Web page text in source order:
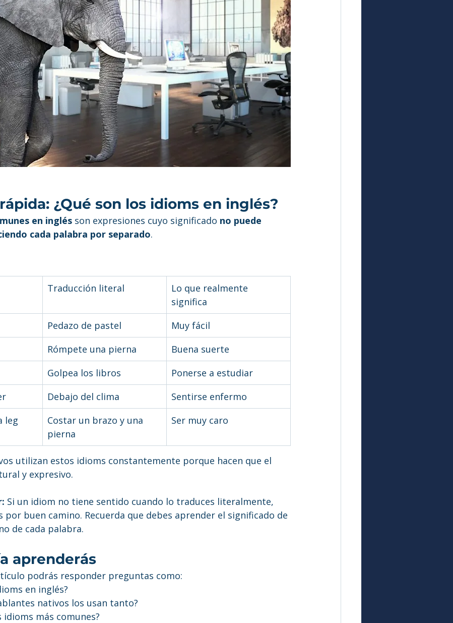
¿Qué son los idioms en inglés?
en inglés son expresiones cuyo significado no puede
cada palabra por separado.
Traducción literal
Lo que realmente
significa
Pedazo de pastel
Muy fácil
Rómpete una pierna
Buena suerte
Golpea los libros
Ponerse a estudiar
Debajo del clima
Sentirse enfermo
leg
Costar un brazo y una
pierna
Ser muy caro
utilizan estos idioms constantemente porque hacen que el
y expresivo.
Si un idiom no tiene sentido cuando lo traduces literalmente,
por buen camino. Recuerda que debes aprender el significado de
de cada palabra.
aprenderás
podrás responder preguntas como:
en inglés?
nativos los usan tanto?
idioms más comunes?